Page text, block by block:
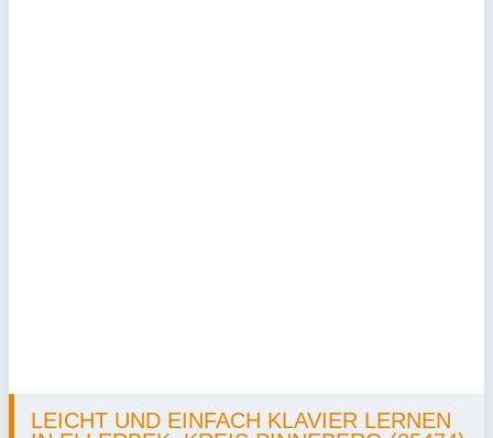
LEICHT UND EINFACH KLAVIER LERNEN